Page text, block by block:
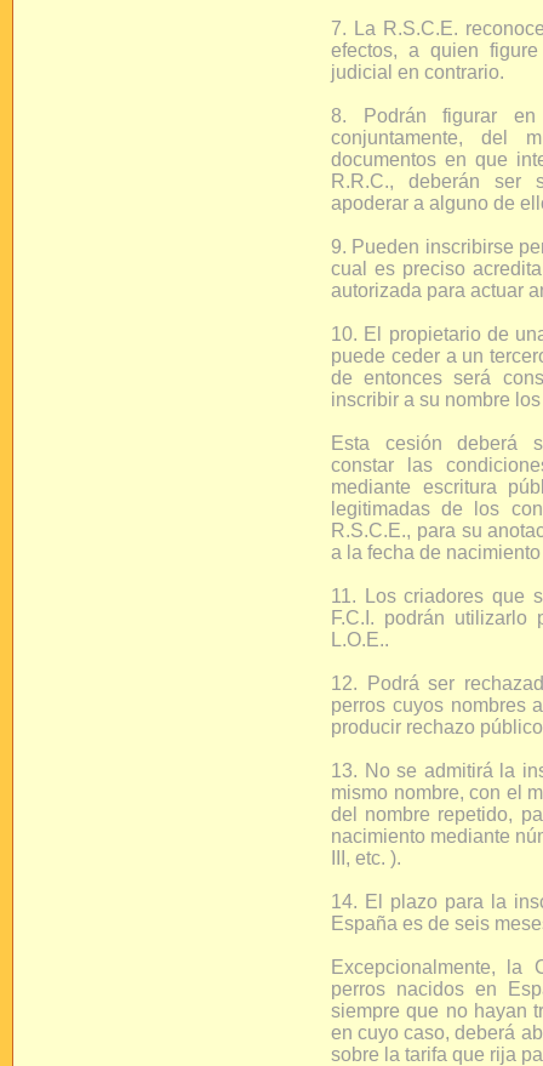
7. La R.S.C.E.
efectos, a quien
judicial en contrario.
8. Podrán figurar en
conjuntamente, del
documentos en que
R.R.C., deberán ser
apoderar a alguno de
9. Pueden inscribirse
cual es preciso
autorizada para actuar
10. El propietario de
puede ceder a un
de entonces será
inscribir a su nombre
Esta cesión deberá
constar las
mediante escritura
legitimadas de los
R.S.C.E., para su
a la fecha de
11. Los criadores que
F.C.I. podrán
L.O.E..
12. Podrá ser
perros cuyos nombres
producir rechazo
13. No se admitirá la
mismo nombre, con el
del nombre repetido,
nacimiento mediante
III, etc. ).
14. El plazo para la
España es de seis
Excepcionalmente, la
perros nacidos en
siempre que no hayan
en cuyo caso, deberá
sobre la tarifa que rija